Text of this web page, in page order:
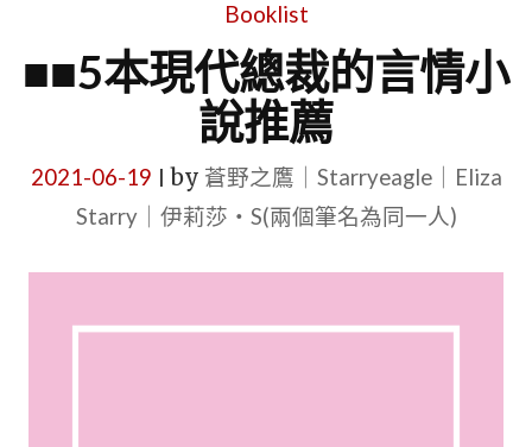
Booklist
■■5本現代總裁的言情小
說推薦
2021-06-19 by 蒼野之鷹｜Starryeagle｜Eliza
Starry｜伊莉莎・S(兩個筆名為同一人)